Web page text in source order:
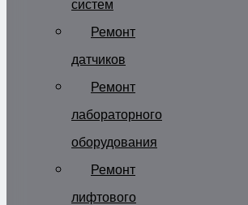
систем
Ремонт
датчиков
Ремонт
лабораторного
оборудования
Ремонт
лифтового